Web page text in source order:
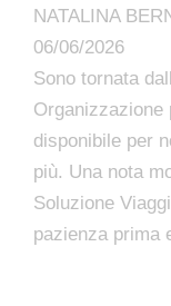
NATALINA
06/06/2026
Sono tornata
Organizzazione
disponibile per
più. Una nota
Soluzione
pazienza prima